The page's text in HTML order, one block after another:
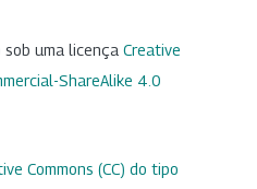
uma licença Creative
ShareAlike 4.0
Commons (CC) do tipo